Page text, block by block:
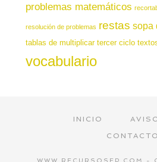
problemas matemáticos
resolución de problemas restas sopa
tablas de multiplicar tercer ciclo
vocabulario
INICIO
CONTACTO
WWW.RECURSOSEP.COM -